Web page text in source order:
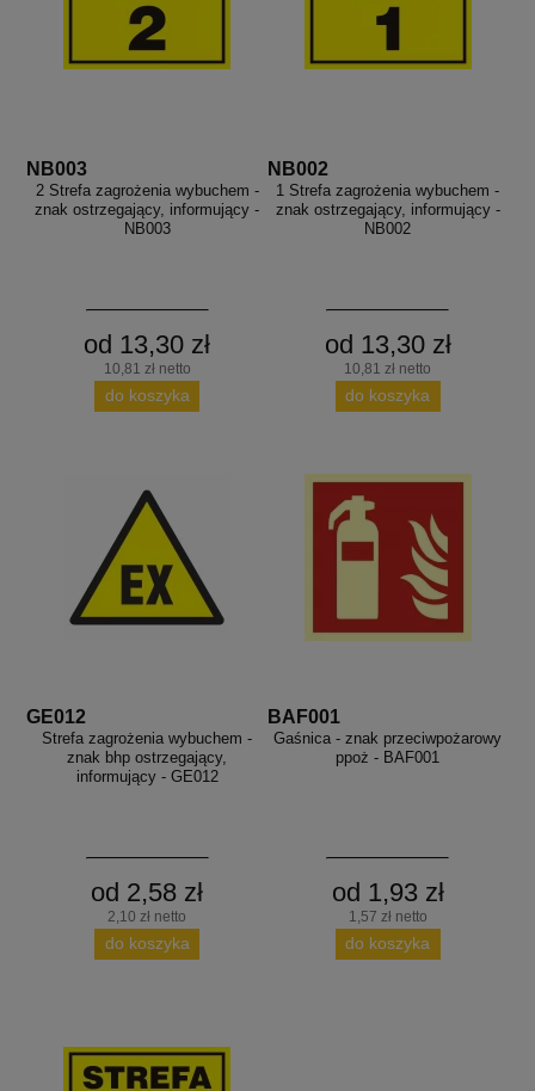
NB003
2 Strefa zagrożenia wybuchem -
znak ostrzegający, informujący -
NB003
od 13,30 zł
10,81 zł netto
do koszyka
NB002
1 Strefa zagrożenia wybuchem -
znak ostrzegający, informujący -
NB002
od 13,30 zł
10,81 zł netto
do koszyka
GE012
Strefa zagrożenia wybuchem -
znak bhp ostrzegający,
informujący - GE012
od 2,58 zł
2,10 zł netto
do koszyka
BAF001
Gaśnica - znak przeciwpożarowy
ppoż - BAF001
od 1,93 zł
1,57 zł netto
do koszyka